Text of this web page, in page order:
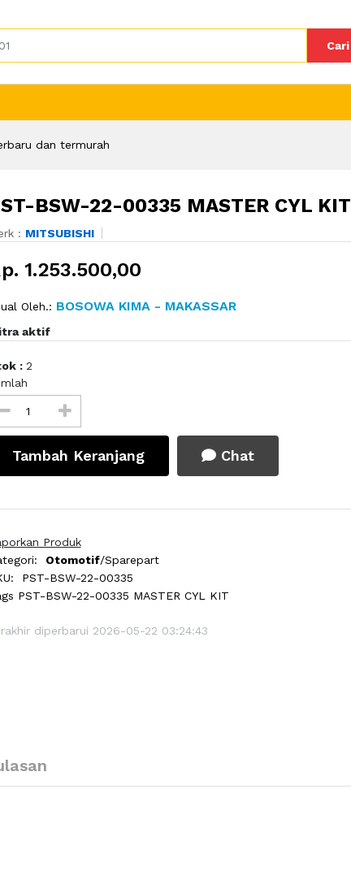
Cari
dan termurah
BSW-22-00335 MASTER CYL KIT
: MITSUBISHI
1.253.500,00
Oleh.: BOSOWA KIMA - MAKASSAR
aktif
: 2
Tambah Keranjang Chat
Produk
Otomotif/Sparepart
PST-BSW-22-00335
PST-BSW-22-00335 MASTER CYL KIT
diperbarui 2026-05-22 03:24:43